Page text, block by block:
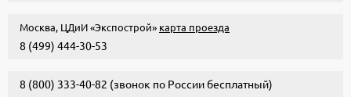
Москва, ЦДиИ «Экспострой» карта проезда
8 (499) 444-30-53
8 (800) 333-40-82 (звонок по России бесплатный)